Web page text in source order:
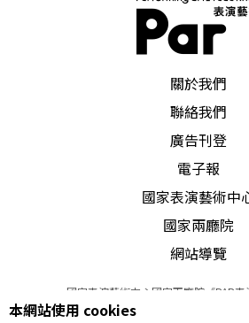
關於我們
聯絡我們
廣告刊登
電子報
國家表演藝術中
國家兩廳院
網站導覽
國家表演藝術中心國家兩廳院《PAR
© 2022Performing arts redefined. All
本網站使用 cookies